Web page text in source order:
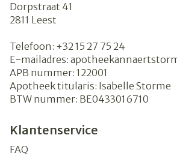
Dorpstraat 41
2811 Leest
Telefoon: +32 15 27 75 24
E-mailadres:
APB nummer: 122001
Apotheek titularis: Isabelle Storme
BTW nummer: BE0433016710
Klantenservice
FAQ